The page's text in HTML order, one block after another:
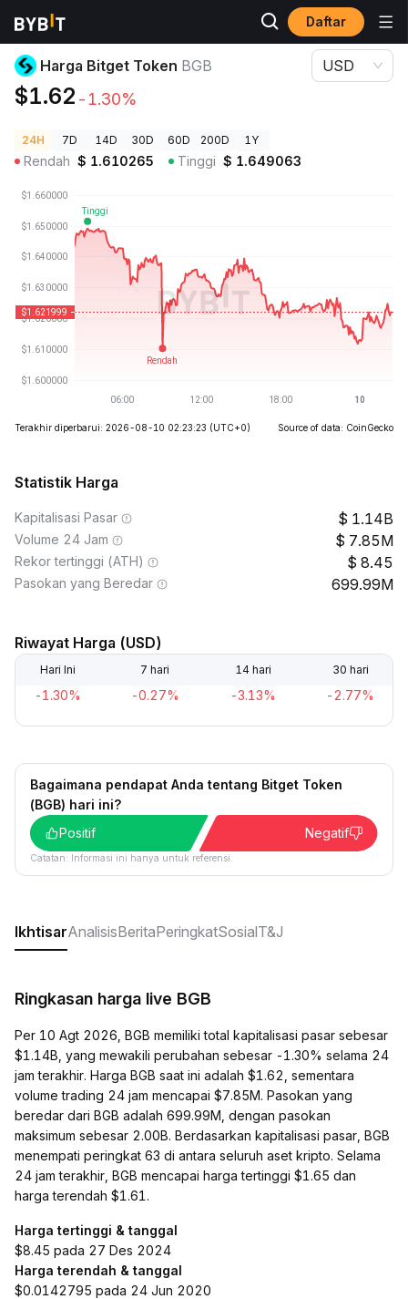
Daftar
Harga Kripto
Harga Bitget Token BGB
$1.62 -1.30%
USD
24H 7D 14D 30D 60D 200D 1Y
Rendah $ 1.610265 Tinggi $ 1.649063
Terakhir diperbarui: 2026-08-10 02:23:23 (UTC+0) Source of data: CoinGecko
Statistik Harga
Kapitalisasi Pasar 1.14B
Volume 24 Jam 7.85M
Rekor tertinggi (ATH) 8.45
Pasokan yang Beredar 699.99M
Riwayat Harga (USD)
Hari Ini 7 hari 14 hari 30 hari
-1.30% -0.27% -3.13% -2.77%
Bagaimana pendapat Anda tentang Bitget Token
(BGB) hari ini?
Positif
Negatif
Catatan: Informasi ini hanya untuk referensi.
IkhtisarAnalisisBeritaPeringkatSosialT&J
Ringkasan harga live BGB
Per 10 Agt 2026, BGB memiliki total kapitalisasi pasar sebesar
$1.14B, yang mewakili perubahan sebesar -1.30% selama 24
jam terakhir. Harga BGB saat ini adalah $1.62, sementara
volume trading 24 jam mencapai $7.85M. Pasokan yang
beredar dari BGB adalah 699.99M, dengan pasokan
maksimum sebesar 2.00B. Berdasarkan kapitalisasi pasar, BGB
menempati peringkat 63 di antara seluruh aset kripto. Selama
24 jam terakhir, BGB mencapai harga tertinggi $1.65 dan
harga terendah $1.61.
Harga tertinggi & tanggal
$8.45 pada 27 Des 2024
Harga terendah & tanggal
$0.0142795 pada 24 Jun 2020